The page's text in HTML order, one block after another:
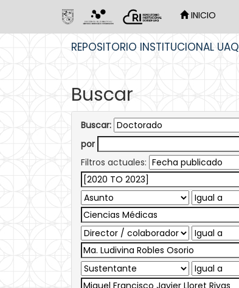
INICIO
REPOSITORIO INSTITUCIONAL UAQ
Buscar
Buscar:
por
Filtros actuales: